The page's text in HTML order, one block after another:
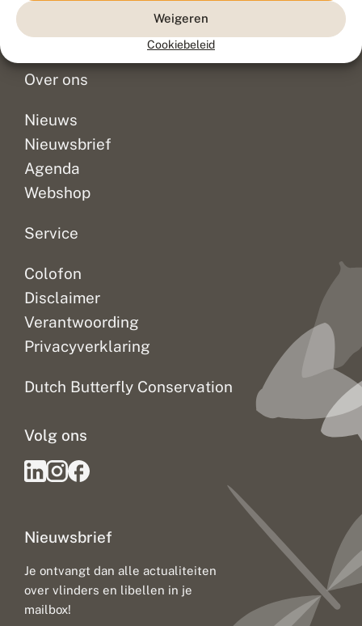
Weigeren
Cookiebeleid
Doneer
Over ons
Nieuws
Nieuwsbrief
Agenda
Webshop
Service
Colofon
Disclaimer
Verantwoording
Privacyverklaring
Dutch Butterfly Conservation
Nieuwsbrief
Je ontvangt dan alle actualiteiten
over vlinders en libellen in je
mailbox!
Volg ons